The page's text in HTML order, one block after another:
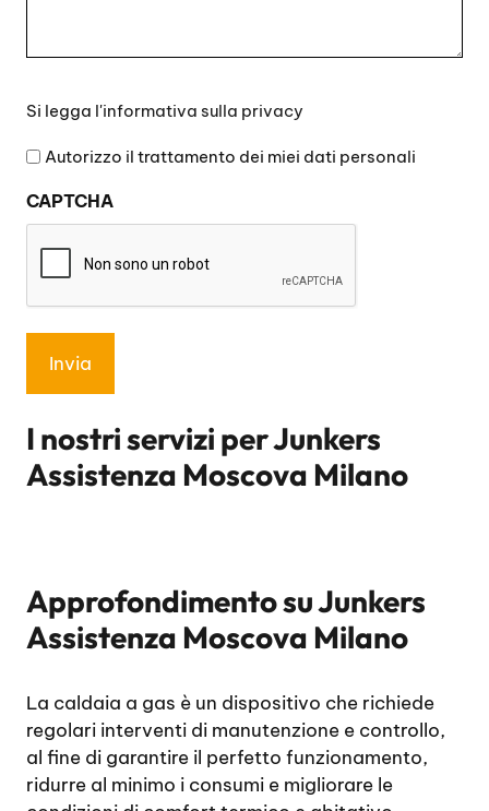
legga
l'informativa
privacy
Si legga l'informativa sulla privacy
Autorizzo il trattamento dei miei dati personali
CAPTCHA
I nostri servizi perJunkers
Assistenza Moscova Milano
Approfondimento suJunkers
Assistenza Moscova Milano
La caldaia a gas è un dispositivo che richiede
regolari interventi di manutenzione e controllo,
al fine di garantire il perfetto funzionamento,
ridurre al minimo i consumi e migliorare le